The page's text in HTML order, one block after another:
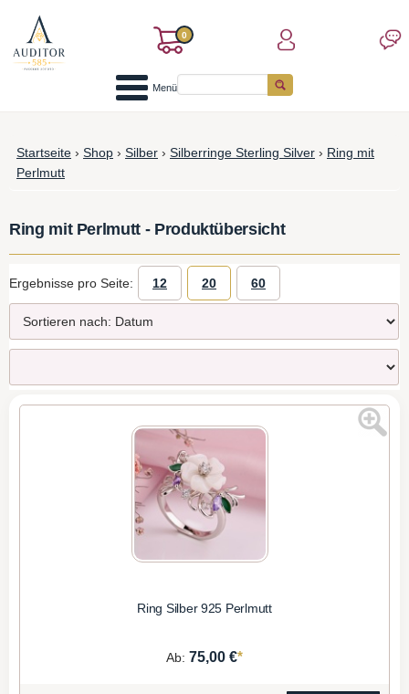
0
Menü
Startseite › Shop › Silber › Silberringe Sterling Silver › Ring mit
Perlmutt
Ring mit Perlmutt - Produktübersicht
Ergebnisse pro Seite: 12 20 60
Ring Silber 925 Perlmutt
Ab: 75,00 €*